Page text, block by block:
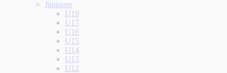
Junioren
U19
U17
U16
U15
U14
U13
U12